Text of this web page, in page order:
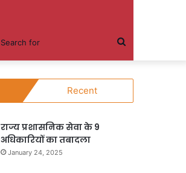
Search
for
Recent
राज्य प्रशासनिक सेवा के 9
अधिकारियों का तबादला
January 24, 2025